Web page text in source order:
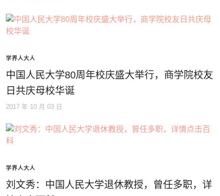
学界人大人
中国人民大学80周年校庆盛大举行，商学院校友
日共庆母校华诞
2017 年 10 月 03 日
学界人大人
刘文秀：中国人民大学退休教授，曾任多职，详